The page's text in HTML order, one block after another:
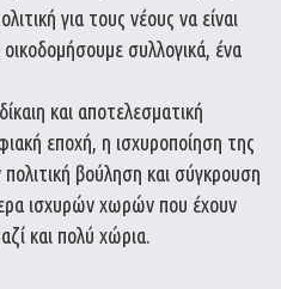
για τους νέους να είναι
συλλογικά, ένα
και αποτελεσματική
εποχή, η ισχυροποίηση της
βούληση και σύγκρουση
ισχυρών χωρών που έχουν
και πολύ χώρια.